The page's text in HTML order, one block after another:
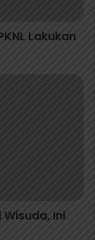
Lakukan
Ini